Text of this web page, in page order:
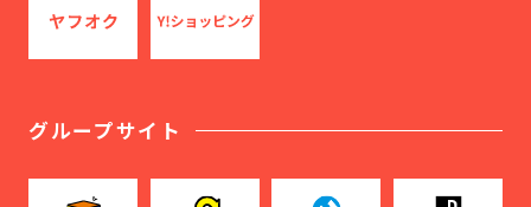
グループサイト